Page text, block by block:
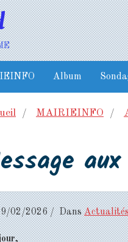
Album
MAIRIEINFO
02/2026 Dans